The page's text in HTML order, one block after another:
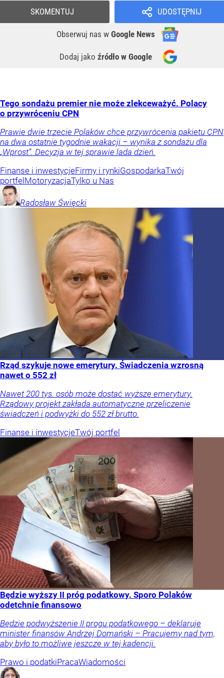
UDOSTĘPNIJ
Obserwuj nas w Google News
Dodaj jako źródło w Google
SKOMENTUJ
Tego sondażu premier nie może zlekceważyć. Polacy
o przywróceniu CPN
Prawie dwie trzecie Polaków chce przywrócenia pakietu CPN
na dwa ostatnie tygodnie wakacji – wynika z sondażu dla
„Wprost”. Decyzja w tej sprawie lada dzień.
Finanse i inwestycjeFirmy i rynkiGospodarkaTwój
portfelMotoryzacjaTylko u Nas
Radosław Święcki
Rząd szykuje nowe emerytury. Świadczenia wzrosną
nawet o 552 zł
Nawet 200 tys. osób może dostać wyższe emerytury.
Rządowy projekt zakłada automatyczne przeliczenie
świadczeń i podwyżki do 552 zł brutto.
Finanse i inwestycjeTwój portfel
Będzie wyższy II próg podatkowy. Sporo Polaków
odetchnie finansowo
Będzie podwyższenie II progu podatkowego – deklaruje
minister finansów Andrzej Domański – Pracujemy nad tym,
aby było to możliwe jeszcze w tej kadencji.
Prawo i podatkiPracaWiadomości